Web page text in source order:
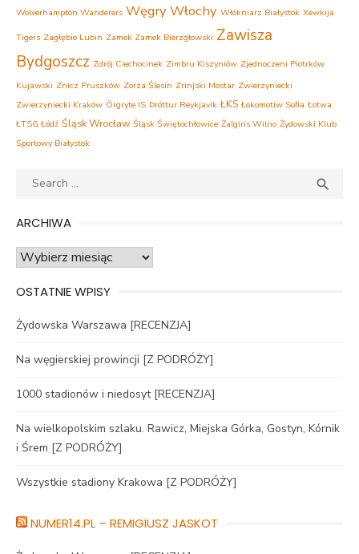
Wolverhampton Wanderers WęgryWłochy Włókniarz Białystok Xewkija
Tigers Zagłębie Lubin Zamek Zamek Bierzgłowski Zawisza
Bydgoszcz Zdrój Ciechocinek Zimbru Kiszyniów Zjednoczeni Piotrków
Kujawski Znicz Pruszków Zorza Ślesin Zrinjski Mostar Zwierzyniecki
Zwierzyniecki Kraków Örgryte IS Þróttur Reykjavík ŁKS Łokomotiw Sofia Łotwa
ŁTSG Łódź Śląsk Wrocław Śląsk Świętochłowice Żalgiris Wilno Żydowski Klub
Sportowy Białystok
Search

ARCHIWA
Archiwa
OSTATNIE WPISY
Żydowska Warszawa [RECENZJA]
Na węgierskiej prowincji [Z PODRÓŻY]
1000 stadionów i niedosyt [RECENZJA]
Na wielkopolskim szlaku. Rawicz, Miejska Górka, Gostyn, Kórnik
i Śrem [Z PODRÓŻY]
Wszystkie stadiony Krakowa [Z PODRÓŻY]
NUMER14.PL – REMIGIUSZ JASKOT